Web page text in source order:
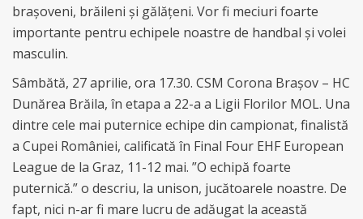
brașoveni, brăileni și gălățeni. Vor fi meciuri foarte
importante pentru echipele noastre de handbal și volei
masculin.
Sâmbătă, 27 aprilie, ora 17.30. CSM Corona Brașov – HC
Dunărea Brăila, în etapa a 22-a a Ligii Florilor MOL. Una
dintre cele mai puternice echipe din campionat, finalistă
a Cupei României, calificată în Final Four EHF European
League de la Graz, 11-12 mai. ”O echipă foarte
puternică.” o descriu, la unison, jucătoarele noastre. De
fapt, nici n-ar fi mare lucru de adăugat la această